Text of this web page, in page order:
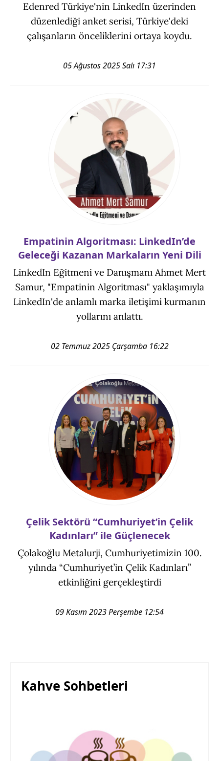
Edenred Türkiye'nin LinkedIn üzerinden
düzenlediği anket serisi, Türkiye'deki
çalışanların önceliklerini ortaya koydu.
05 Ağustos 2025 Salı 17:31
Empatinin Algoritması: LinkedIn’de
Geleceği Kazanan Markaların Yeni Dili
LinkedIn Eğitmeni ve Danışmanı Ahmet Mert
Samur, "Empatinin Algoritması" yaklaşımıyla
LinkedIn'de anlamlı marka iletişimi kurmanın
yollarını anlattı.
02 Temmuz 2025 Çarşamba 16:22
Çelik Sektörü “Cumhuriyet’in Çelik
Kadınları” ile Güçlenecek
Çolakoğlu Metalurji, Cumhuriyetimizin 100.
yılında “Cumhuriyet’in Çelik Kadınları”
etkinliğini gerçekleştirdi
09 Kasım 2023 Perşembe 12:54
Kahve Sohbetleri